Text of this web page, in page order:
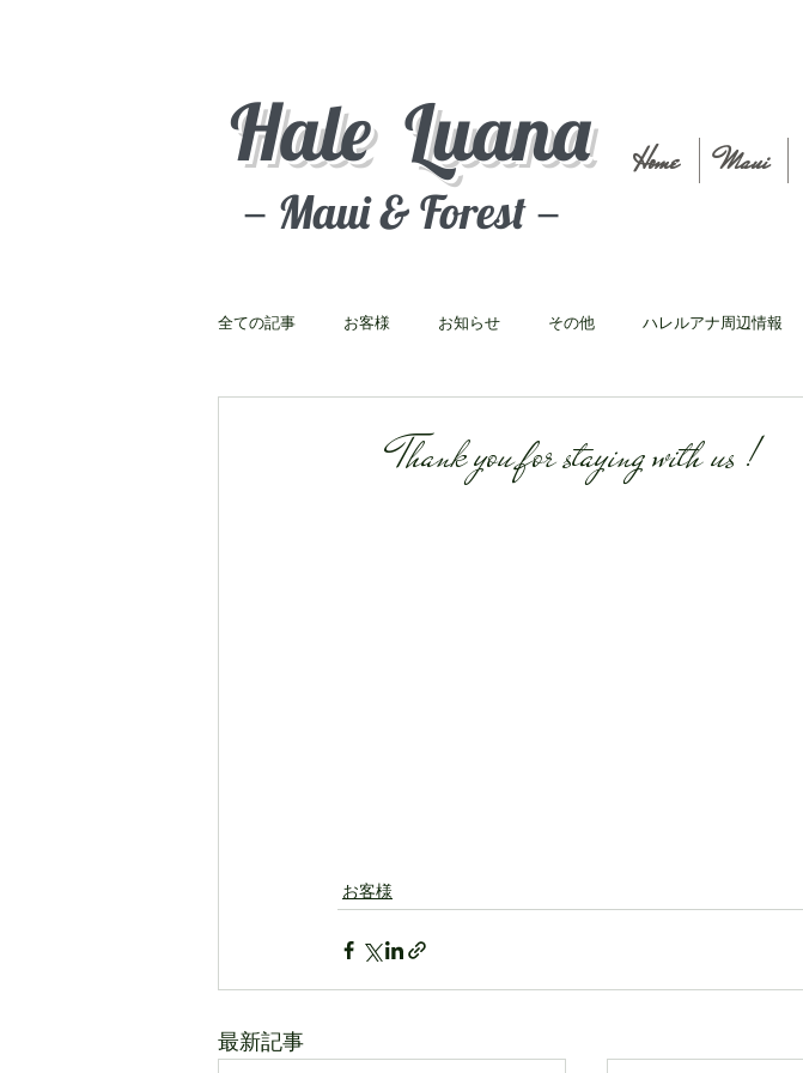
－Maui & Forest－
Hale Luana Home Maui
全ての記事 お客様 お知らせ その他 ハレルアナ周辺情報
Thank you for staying with us !
お客様
最新記事